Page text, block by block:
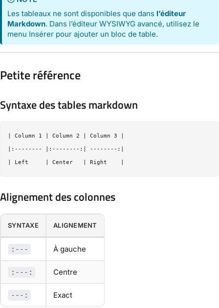
Les tableaux ne sont disponibles que dans l’éditeur
Markdown. Dans l’éditeur WYSIWYG avancé, utilisez le
menu Insérer pour ajouter un bloc de table.
Petite référence
Syntaxe des tables markdown
| Column 1 | Column 2 | Column 3 |
|:-------- |:--------:| --------:|
Alignement des colonnes
SYNTAXE ALIGNEMENT
:--- À gauche
:---: Centre
---: Exact